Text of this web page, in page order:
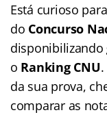
Está curioso
do Concurso
disponibilizando
o Ranking CNU
da sua prova,
comparar as